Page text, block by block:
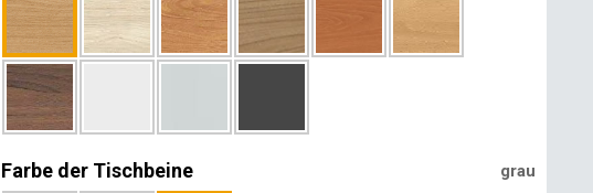
Farbe der Tischbeine grau